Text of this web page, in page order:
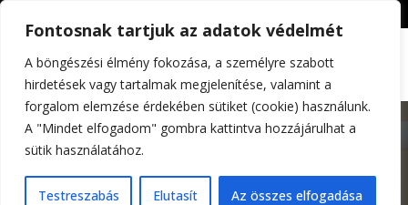
Fontosnak tartjuk az adatok védelmét
A böngészési élmény fokozása, a személyre szabott
hirdetések vagy tartalmak megjelenítése, valamint a
forgalom elemzése érdekében sütiket (cookie) használunk.
A "Mindet elfogadom" gombra kattintva hozzájárulhat a
sütik használatához.
Testreszabás Elutasít Az összes elfogadása
Портфель